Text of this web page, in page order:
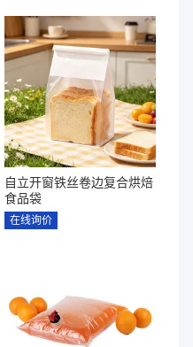
自立开窗铁丝卷边复合烘焙
食品袋
在线询价